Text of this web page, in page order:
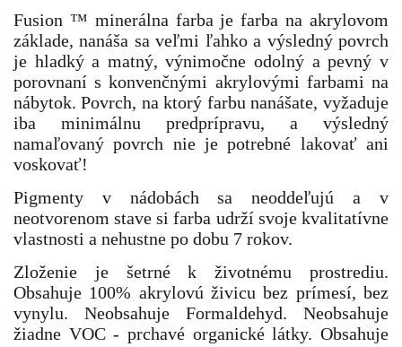
Fusion ™ minerálna farba je farba na akrylovom
základe, nanáša sa veľmi ľahko a výsledný povrch
je hladký a matný, výnimočne odolný a pevný v
porovnaní s konvenčnými akrylovými farbami na
nábytok. Povrch, na ktorý farbu nanášate, vyžaduje
iba minimálnu predprípravu, a výsledný
namaľovaný povrch nie je potrebné lakovať ani
voskovať!
Pigmenty v nádobách sa neoddeľujú a v
neotvorenom stave si farba udrží svoje kvalitatívne
vlastnosti a nehustne po dobu 7 rokov.
Zloženie je šetrné k životnému prostrediu.
Obsahuje 100% akrylovú živicu bez prímesí, bez
vynylu. Neobsahuje Formaldehyd. Neobsahuje
žiadne VOC - prchavé organické látky. Obsahuje